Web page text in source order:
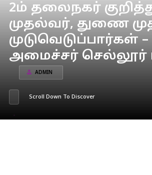
2ம் தலைநகர்
முதல்வர், துணை
முடுவெடுப்பார்கள் –
அமைச்சர் செல்லூர்
ADMIN
Scroll Down To Discover